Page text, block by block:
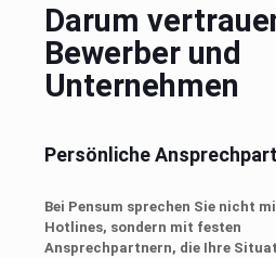
Darum
Bewerber und
Unternehmen
Persönliche
Bei Pensum sprechen Sie nicht
Hotlines, sondern mit festen
Ansprechpartnern, die Ihre